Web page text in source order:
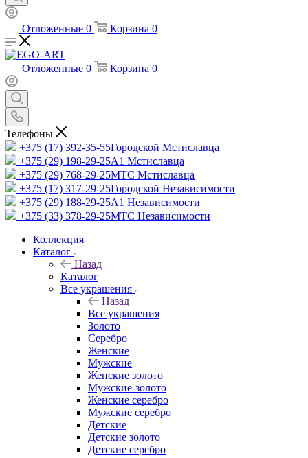
Отложенные 0 Корзина 0
Отложенные 0 Корзина 0
Телефоны
+375 (17) 392-35-55Городской Мстиславца
+375 (29) 198-29-25A1 Мстиславца
+375 (29) 768-29-25МТС Мстиславца
+375 (17) 317-29-25Городской Независимости
+375 (29) 188-29-25A1 Независимости
+375 (33) 378-29-25МТС Независимости
Коллекция
Каталог
Назад
Каталог
Все украшения
Назад
Все украшения
Золото
Серебро
Женские
Мужские
Женские золото
Мужские-золото
Женские серебро
Мужские серебро
Детские
Детские золото
Детские серебро